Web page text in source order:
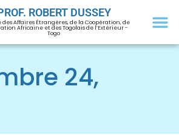
ROBERT DUSSEY
des Affaires Étrangères, de la Coopération, de
Africaine et des Togolais de l’Extérieur -
Togo
24,